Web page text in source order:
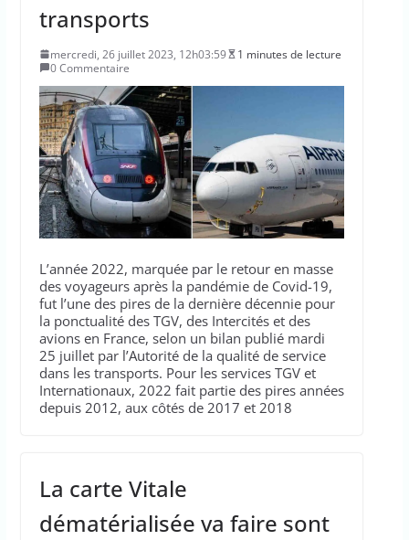
transports
mercredi, 26 juillet 2023, 12h03:59
1 minutes de lecture
0 Commentaire
L’année 2022, marquée par le retour en masse
des voyageurs après la pandémie de Covid-19,
fut l’une des pires de la dernière décennie pour
la ponctualité des TGV, des Intercités et des
avions en France, selon un bilan publié mardi
25 juillet par l’Autorité de la qualité de service
dans les transports. Pour les services TGV et
Internationaux, 2022 fait partie des pires années
depuis 2012, aux côtés de 2017 et 2018
La carte Vitale
dématérialisée va faire sont